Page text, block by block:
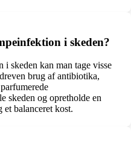
i skeden?
skeden kan man tage visse
brug af antibiotika,
skeden og opretholde en
balanceret kost.